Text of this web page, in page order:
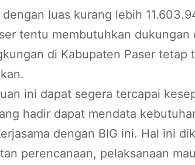
luas kurang lebih
tentu membutuhkan
di Kabupaten Paser tetap
ini dapat segera tercapai
hadir dapat mendata
dengan BIG ini. Hal ini
perencanaan, pelaksanaan